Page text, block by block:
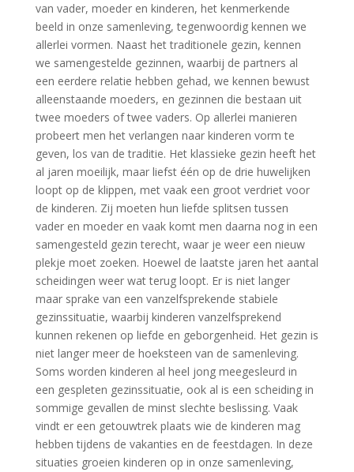
van vader, moeder en kinderen, het kenmerkende
beeld in onze samenleving, tegenwoordig kennen we
allerlei vormen. Naast het traditionele gezin, kennen
we samengestelde gezinnen, waarbij de partners al
een eerdere relatie hebben gehad, we kennen bewust
alleenstaande moeders, en gezinnen die bestaan uit
twee moeders of twee vaders. Op allerlei manieren
probeert men het verlangen naar kinderen vorm te
geven, los van de traditie. Het klassieke gezin heeft het
al jaren moeilijk, maar liefst één op de drie huwelijken
loopt op de klippen, met vaak een groot verdriet voor
de kinderen. Zij moeten hun liefde splitsen tussen
vader en moeder en vaak komt men daarna nog in een
samengesteld gezin terecht, waar je weer een nieuw
plekje moet zoeken. Hoewel de laatste jaren het aantal
scheidingen weer wat terug loopt. Er is niet langer
maar sprake van een vanzelfsprekende stabiele
gezinssituatie, waarbij kinderen vanzelfsprekend
kunnen rekenen op liefde en geborgenheid. Het gezin is
niet langer meer de hoeksteen van de samenleving.
Soms worden kinderen al heel jong meegesleurd in
een gespleten gezinssituatie, ook al is een scheiding in
sommige gevallen de minst slechte beslissing. Vaak
vindt er een getouwtrek plaats wie de kinderen mag
hebben tijdens de vakanties en de feestdagen. In deze
situaties groeien kinderen op in onze samenleving,